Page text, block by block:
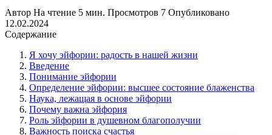
Автор На чтение 5 мин. Просмотров 7 Опубликовано
12.02.2024
Содержание
Я хочу эйфории: радость в нашей жизни
Введение
Понимание эйфории
Определение эйфории: высшее состояние блаженства
Наука, лежащая в основе эйфории
Почему важна эйфория
Роль эйфории в душевном благополучии
Важность поиска счастья